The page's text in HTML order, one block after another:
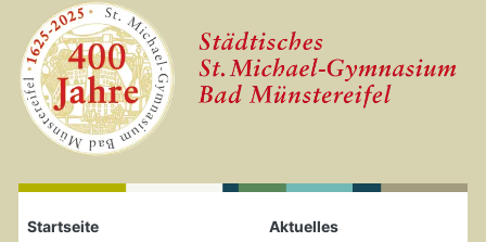
Zum Seiteninhalt springen
Startseite
Startseite
Aktuelles